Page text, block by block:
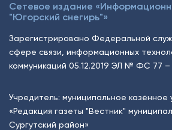
Сетевое издание
"Югорский снегирь"»
Зарегистрировано Федеральной
сфере связи, информационных
коммуникаций 05.12.2019 ЭЛ № ФС 77 –
Учредитель: муниципальное казённое
«Редакция газеты "Вестник"
Сургутский район»